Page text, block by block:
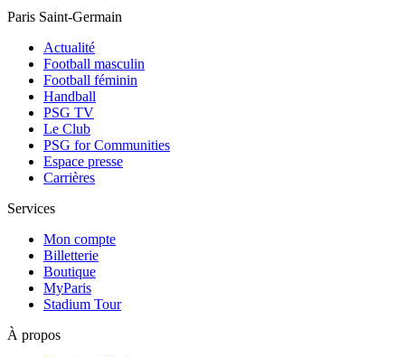
Paris Saint-Germain
Actualité
Football masculin
Football féminin
Handball
PSG TV
Le Club
PSG for Communities
Espace presse
Carrières
Services
Mon compte
Billetterie
Boutique
MyParis
Stadium Tour
À propos